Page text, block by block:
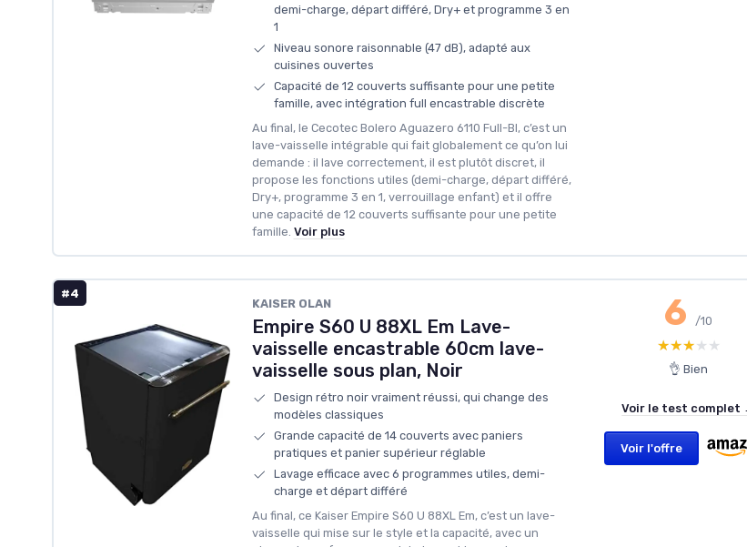
demi-charge, départ différé, Dry+ et programme 3 en
1
Niveau sonore raisonnable (47 dB), adapté aux
cuisines ouvertes
Capacité de 12 couverts suffisante pour une petite
famille, avec intégration full encastrable discrète
Au final, le Cecotec Bolero Aguazero 6110 Full-BI, c’est un
lave-vaisselle intégrable qui fait globalement ce qu’on lui
demande : il lave correctement, il est plutôt discret, il
propose les fonctions utiles (demi-charge, départ différé,
Dry+, programme 3 en 1, verrouillage enfant) et il offre
une capacité de 12 couverts suffisante pour une petite
famille. Voir plus
#4
KAISER OLAN
Empire S60 U 88XL Em Lave-
vaisselle encastrable 60cm lave-
vaisselle sous plan, Noir
Design rétro noir vraiment réussi, qui change des
modèles classiques
Grande capacité de 14 couverts avec paniers
pratiques et panier supérieur réglable
Lavage efficace avec 6 programmes utiles, demi-
charge et départ différé
Au final, ce Kaiser Empire S60 U 88XL Em, c’est un lave-
vaisselle qui mise sur le style et la capacité, avec un
6/10
★★★★★
★★★★★
👌 Bien
Voir le test complet
Voir l'offre